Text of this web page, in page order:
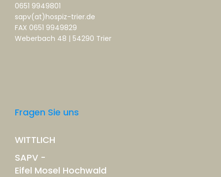
0651 9949801
sapv(at)hospiz-trier.de
FAX 0651 9949829
Weberbach 48 | 54290 Trier
Fragen Sie uns
WITTLICH
SAPV -
Eifel Mosel Hochwald